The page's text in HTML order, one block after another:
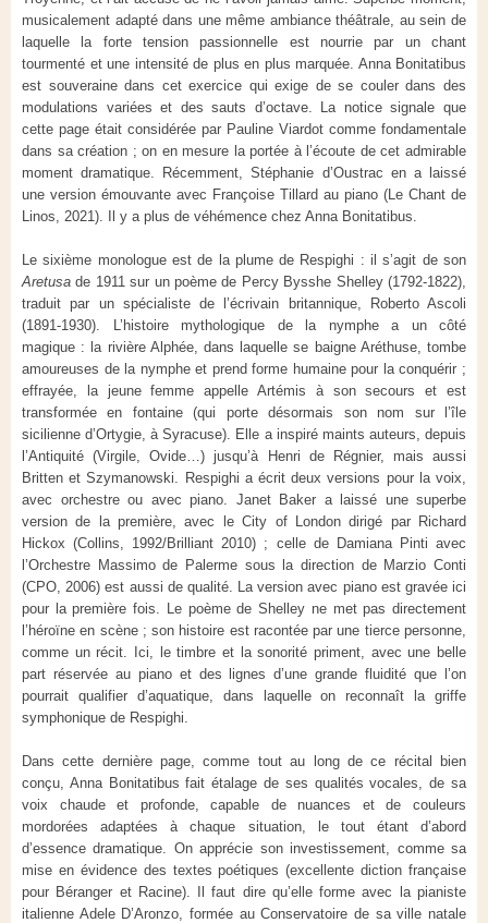
musicalement adapté dans une même ambiance théâtrale, au sein de
laquelle la forte tension passionnelle est nourrie par un chant
tourmenté et une intensité de plus en plus marquée. Anna Bonitatibus
est souveraine dans cet exercice qui exige de se couler dans des
modulations variées et des sauts d’octave. La notice signale que
cette page était considérée par Pauline Viardot comme fondamentale
dans sa création ; on en mesure la portée à l’écoute de cet admirable
moment dramatique. Récemment, Stéphanie d’Oustrac en a laissé
une version émouvante avec Françoise Tillard au piano (Le Chant de
Linos, 2021). Il y a plus de véhémence chez Anna Bonitatibus.
Le sixième monologue est de la plume de Respighi : il s’agit de son
Aretusade 1911 sur un poème de Percy Bysshe Shelley (1792-1822),
traduit par un spécialiste de l’écrivain britannique, Roberto Ascoli
(1891-1930). L’histoire mythologique de la nymphe a un côté
magique : la rivière Alphée, dans laquelle se baigne Aréthuse, tombe
amoureuses de la nymphe et prend forme humaine pour la conquérir ;
effrayée, la jeune femme appelle Artémis à son secours et est
transformée en fontaine (qui porte désormais son nom sur l’île
sicilienne d’Ortygie, à Syracuse). Elle a inspiré maints auteurs, depuis
l’Antiquité (Virgile, Ovide…) jusqu’à Henri de Régnier, mais aussi
Britten et Szymanowski. Respighi a écrit deux versions pour la voix,
avec orchestre ou avec piano. Janet Baker a laissé une superbe
version de la première, avec le City of London dirigé par Richard
Hickox (Collins, 1992/Brilliant 2010) ; celle de Damiana Pinti avec
l’Orchestre Massimo de Palerme sous la direction de Marzio Conti
(CPO, 2006) est aussi de qualité. La version avec piano est gravée ici
pour la première fois. Le poème de Shelley ne met pas directement
l’héroïne en scène ; son histoire est racontée par une tierce personne,
comme un récit. Ici, le timbre et la sonorité priment, avec une belle
part réservée au piano et des lignes d’une grande fluidité que l’on
pourrait qualifier d’aquatique, dans laquelle on reconnaît la griffe
symphonique de Respighi.
Dans cette dernière page, comme tout au long de ce récital bien
conçu, Anna Bonitatibus fait étalage de ses qualités vocales, de sa
voix chaude et profonde, capable de nuances et de couleurs
mordorées adaptées à chaque situation, le tout étant d’abord
d’essence dramatique. On apprécie son investissement, comme sa
mise en évidence des textes poétiques (excellente diction française
pour Béranger et Racine). Il faut dire qu’elle forme avec la pianiste
italienne Adele D’Aronzo, formée au Conservatoire de sa ville natale